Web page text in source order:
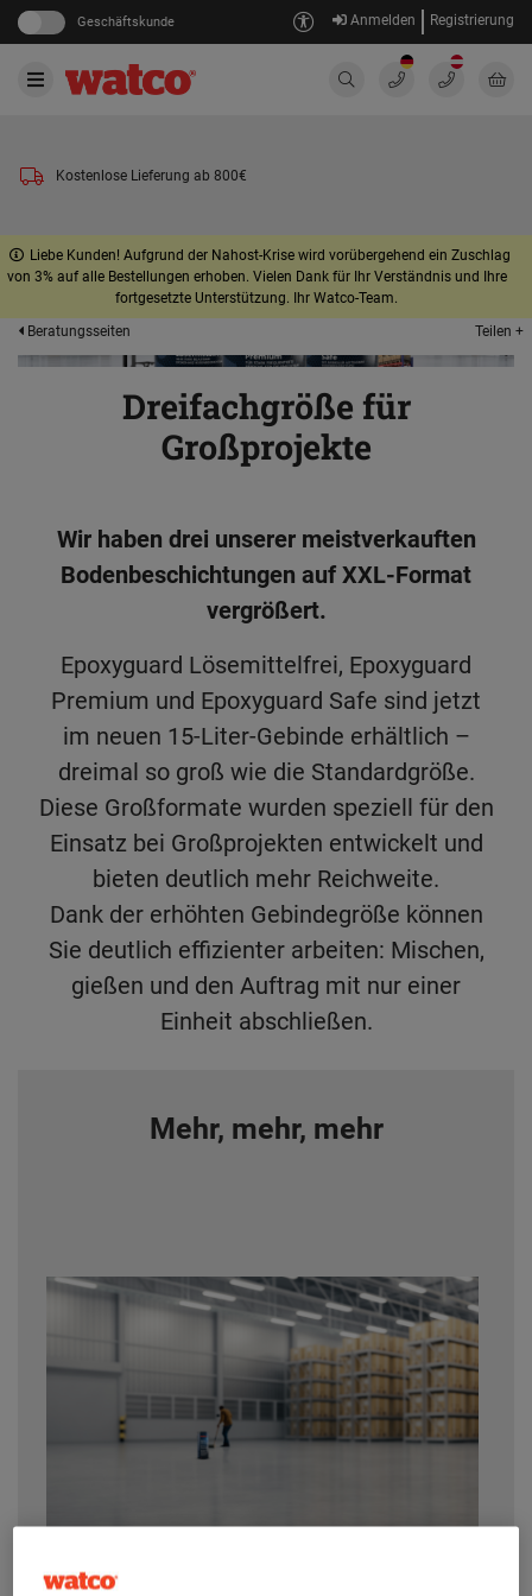
Geschäftskunde Anmelden Registrierung
Kostenlose Lieferung ab 800€
Liebe Kunden! Aufgrund der Nahost-Krise wird vorübergehend ein Zuschlag
von 3% auf alle Bestellungen erhoben. Vielen Dank für Ihr Verständnis und Ihre
fortgesetzte Unterstützung. Ihr Watco-Team.
Beratungsseiten
Teilen +
Dreifachgröße für
Großprojekte
Wir haben drei unserer meistverkauften
Bodenbeschichtungen auf XXL-Format
vergrößert.
Epoxyguard Lösemittelfrei, Epoxyguard
Premium und Epoxyguard Safe sind jetzt
im neuen 15-Liter-Gebinde erhältlich –
dreimal so groß wie die Standardgröße.
Diese Großformate wurden speziell für den
Einsatz bei Großprojekten entwickelt und
bieten deutlich mehr Reichweite.
Dank der erhöhten Gebindegröße können
Sie deutlich effizienter arbeiten: Mischen,
gießen und den Auftrag mit nur einer
Einheit abschließen.
Mehr, mehr, mehr